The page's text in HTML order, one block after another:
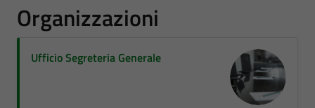
Organizzazioni
Ufficio Segreteria Generale